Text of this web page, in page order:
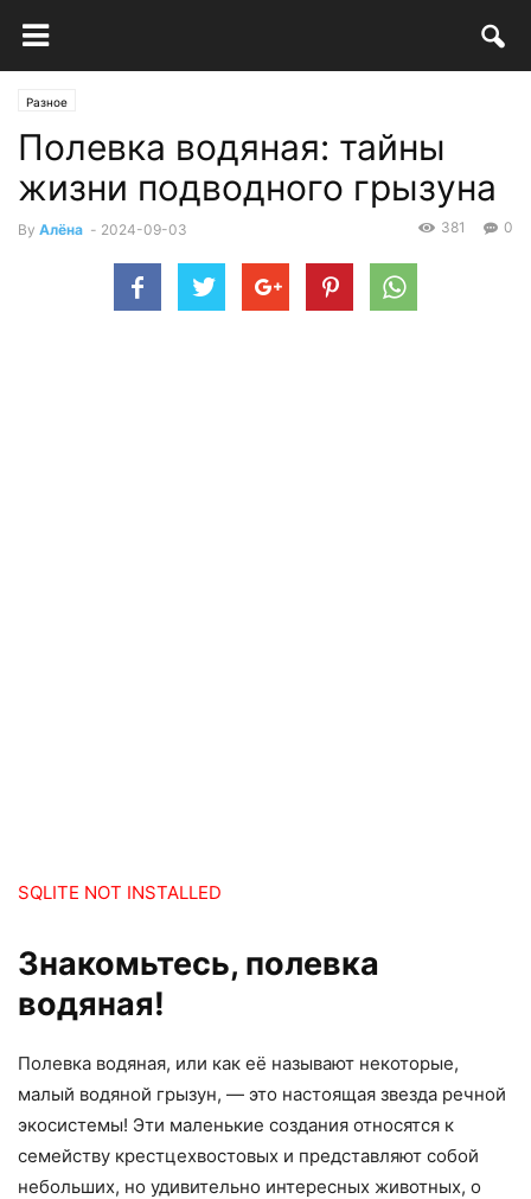
Разное
Полевка водяная: тайны
жизни подводного грызуна
By Алёна - 2024-09-03 0
381
SQLITE NOT INSTALLED
Знакомьтесь, полевка
водяная!
Полевка водяная, или как её называют некоторые,
малый водяной грызун, — это настоящая звезда речной
экосистемы! Эти маленькие создания относятся к
семейству крестцехвостовых и представляют собой
небольших, но удивительно интересных животных, о